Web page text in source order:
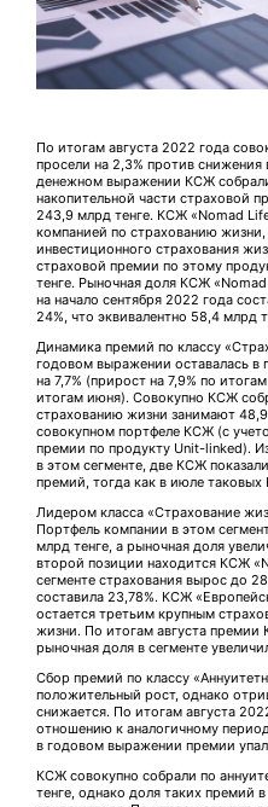
По итогам августа 2022 года
просели на 2,3% против снижения
денежном выражении КСЖ
накопительной части страховой
243,9 млрд тенге. КСЖ «Nomad
компанией по страхованию
инвестиционного страхования
страховой премии по этому
тенге. Рыночная доля КСЖ
на начало сентября 2022 года
24%, что эквивалентно 58,4 млрд
Динамика премий по классу
годовом выражении оставалась в
на 7,7% (прирост на 7,9% по
итогам июня). Совокупно КСЖ
страхованию жизни занимают
совокупном портфеле КСЖ (с
премии по продукту Unit-linked).
в этом сегменте, две КСЖ
премий, тогда как в июле
Лидером класса «Страхование
Портфель компании в этом
млрд тенге, а рыночная доля
второй позиции находится КСЖ
сегменте страхования вырос до
составила 23,78%. КСЖ
остается третьим крупным
жизни. По итогам августа
рыночная доля в сегменте
Сбор премий по классу
положительный рост, однако
снижается. По итогам августа
отношению к аналогичному
в годовом выражении премии
КСЖ совокупно собрали по
тенге, однако доля таких